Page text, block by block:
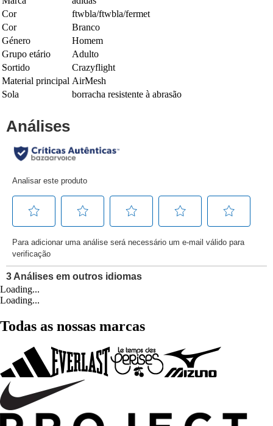
Cor
ftwbla/ftwbla/fermet
Cor
Branco
Género
Homem
Grupo etário
Adulto
Sortido
Crazyflight
Material principal AirMesh
Sola
borracha resistente à abrasão
Loading...
Loading...
Todas as nossas marcas